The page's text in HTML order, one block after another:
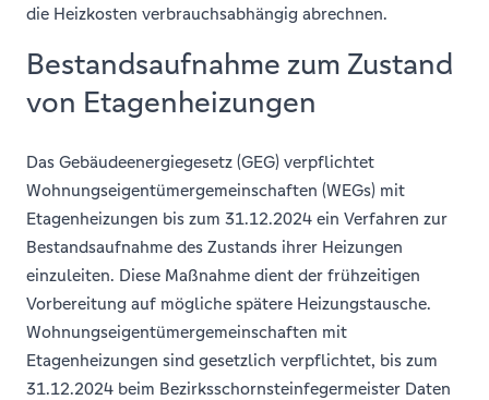
die Heizkosten verbrauchsabhängig abrechnen.
Bestandsaufnahme zum Zustand
von Etagenheizungen
Das Gebäudeenergiegesetz (GEG) verpflichtet
Wohnungseigentümergemeinschaften (WEGs) mit
Etagenheizungen bis zum 31.12.2024 ein Verfahren zur
Bestandsaufnahme des Zustands ihrer Heizungen
einzuleiten. Diese Maßnahme dient der frühzeitigen
Vorbereitung auf mögliche spätere Heizungstausche.
Wohnungseigentümergemeinschaften mit
Etagenheizungen sind gesetzlich verpflichtet, bis zum
31.12.2024 beim Bezirksschornsteinfegermeister Daten